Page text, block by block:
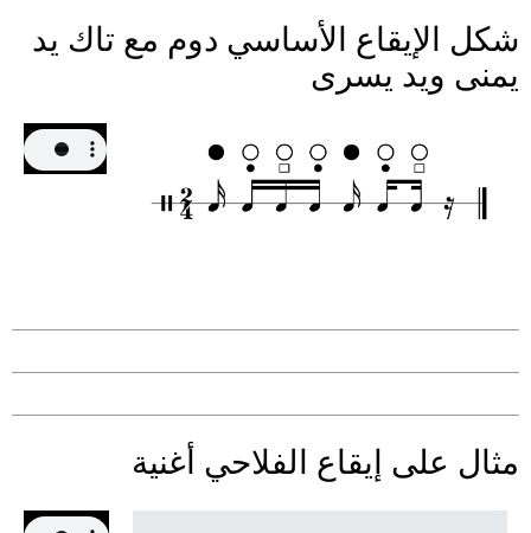
شكل الإيقاع الأساسي دوم مع تاك يد
يمنى ويد يسرى
مثال على إيقاع الفلاحي أغنية